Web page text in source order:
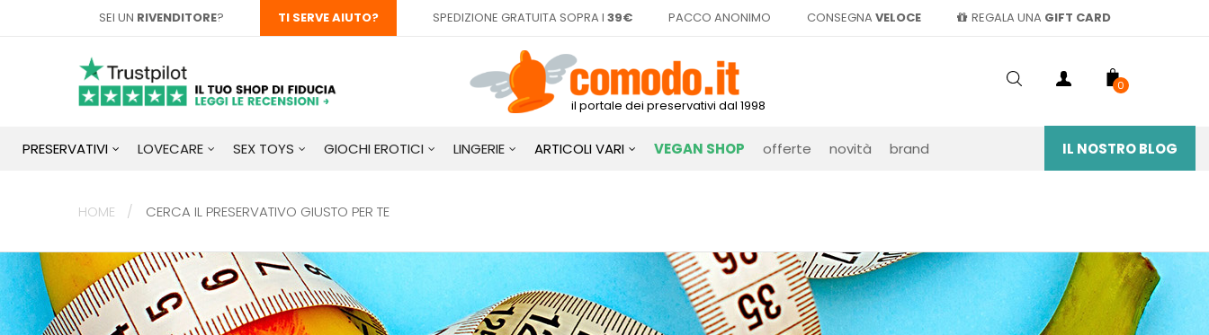
SEI UN RIVENDITORE? TI SERVE AIUTO? SPEDIZIONE GRATUITA SOPRA I 39€ PACCO ANONIMO CONSEGNA VELOCE REGALA UNA GIFT CARD
il portale dei preservativi dal 1998
0
PRESERVATIVI LOVECARE SEX TOYS GIOCHI EROTICI LINGERIE ARTICOLI VARI VEGAN SHOP offerte novità brand IL NOSTRO BLOG
HOME CERCA IL PRESERVATIVO GIUSTO PER TE